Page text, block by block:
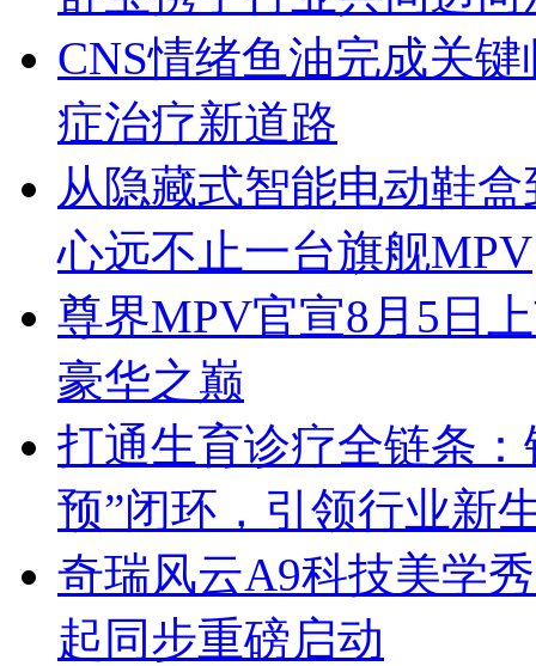
CNS情绪鱼油完成关
症治疗新道路
从隐藏式智能电动鞋
心远不止一台旗舰MPV
尊界MPV官宣8月5日
豪华之巅
打通生育诊疗全链条
预”闭环，引领行业新
奇瑞风云A9科技美学
起同步重磅启动